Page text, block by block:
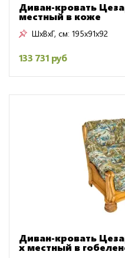
Диван-кровать
местный в коже
ШxВxГ, см: 195x91x92
133 731 руб
Диван-кровать
х местный в